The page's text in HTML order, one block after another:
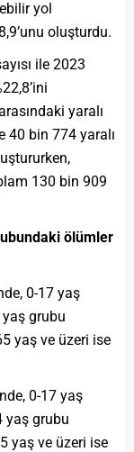
yol
oluşturdu.
ile 2023
yaralı
40 bin 774 yaralı
130 bin 909
ölümler
0-17 yaş
grubu
yaş ve üzeri ise
0-17 yaş
yaş grubu
yaş ve üzeri ise